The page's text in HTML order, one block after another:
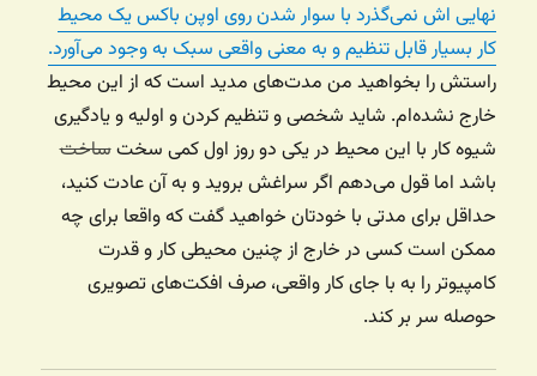
نهایی اش نمی‌گذرد با سوار شدن روی اوپن باکس یک محیط
کار بسیار قابل تنظیم و به معنی واقعی سبک به وجود می‌آورد.
راستش را بخواهید من مدت‌های مدید است که از این محیط
خارج نشده‌ام. شاید شخصی و تنظیم کردن و اولیه و یادگیری
شیوه کار با این محیط در یکی دو روز اول کمی سختساخت
باشد اما قول می‌دهم اگر سراغش بروید و به آن عادت کنید،
حداقل برای مدتی با خودتان خواهید گفت که واقعا برای چه
ممکن است کسی در خارج از چنین محیطی کار و قدرت
کامپیوتر را به با جای کار واقعی، صرف افکت‌های تصویری
حوصله سر بر کند.